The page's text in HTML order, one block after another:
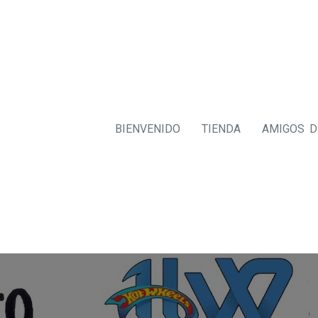
BIENVENIDO TIENDA AMIGOS